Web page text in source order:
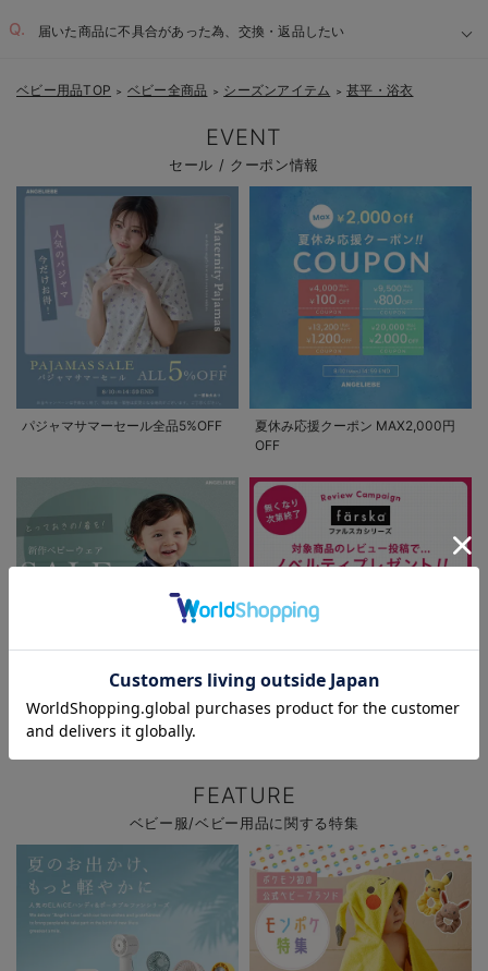
届いた商品に不具合があった為、交換・返品したい
お気に入り商品を確認する
ベビー用品TOP ＞ ベビー全商品 ＞ シーズンアイテム ＞ 甚平・浴衣
EVENT
セール / クーポン情報
パジャマサマーセール全品5%OFF
夏休み応援クーポン MAX2,000円
OFF
新作ベビーウェア 最大20%OFF
ファルスカ レビュー投稿でノベル
FEATURE
ベビー服/ベビー用品に関する特集